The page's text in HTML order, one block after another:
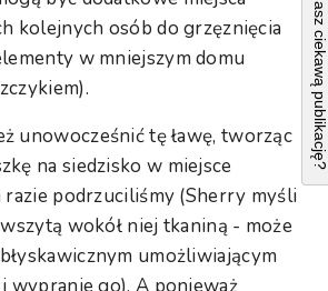
kolejnych osób do grzęznięcia
w mniejszym domu
unowocześnić tę ławę, tworząc
na siedzisko w miejsce
razie podrzuciliśmy (Sherry myśli
wokół niej tkaniną - może
umożliwiającym
Masz ciekawą publikację?